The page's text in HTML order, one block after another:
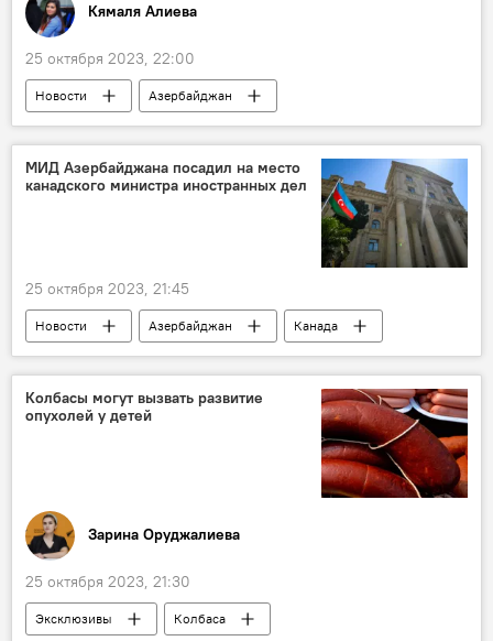
Кямаля Алиева
25 октября 2023, 22:00
Новости
Азербайджан
Таджикистан
Общество
Кинематограф
Киностудия "Азербайджанфильм"
МИД Азербайджана посадил на место
канадского министра иностранных дел
25 октября 2023, 21:45
Новости Азербайджан
Канада
МИД АР
Карабах
Колбасы могут вызвать развитие
опухолей у детей
Зарина Оруджалиева
25 октября 2023, 21:30
Эксклюзивы
Колбаса